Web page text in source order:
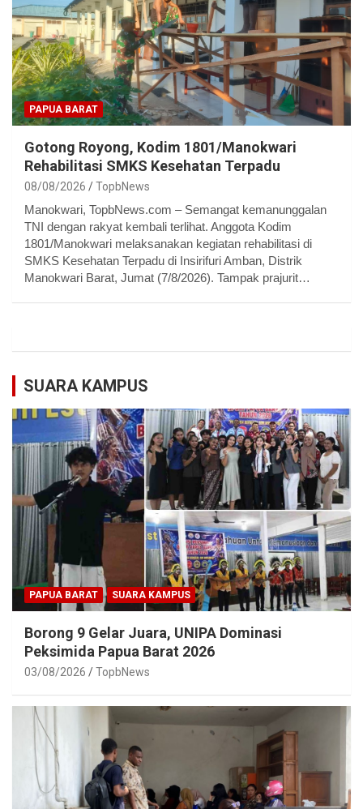
PAPUA BARAT
Gotong Royong, Kodim 1801/Manokwari
Rehabilitasi SMKS Kesehatan Terpadu
08/08/2026 TopbNews
Manokwari, TopbNews.com – Semangat kemanunggalan
TNI dengan rakyat kembali terlihat. Anggota Kodim
1801/Manokwari melaksanakan kegiatan rehabilitasi di
SMKS Kesehatan Terpadu di Insirifuri Amban, Distrik
Manokwari Barat, Jumat (7/8/2026). Tampak prajurit…
SUARA KAMPUS
PAPUA BARAT SUARA KAMPUS
Borong 9 Gelar Juara, UNIPA Dominasi
Peksimida Papua Barat 2026
03/08/2026 TopbNews